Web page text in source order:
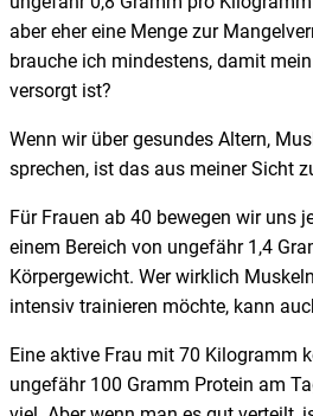
aber eher eine Menge zur
brauche ich mindestens, damit
versorgt ist?
Wenn wir über gesundes Altern,
sprechen, ist das aus meiner Sicht
Für Frauen ab 40 bewegen wir uns
einem Bereich von ungefähr 1,4
Körpergewicht. Wer wirklich
intensiv trainieren möchte, kann
Eine aktive Frau mit 70 Kilogramm
ungefähr 100 Gramm Protein am